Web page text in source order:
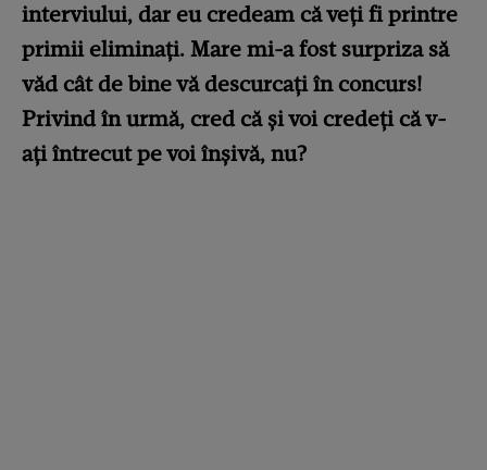
interviului, dar eu credeam că veți fi printre
primii eliminați. Mare mi-a fost surpriza să
văd cât de bine vă descurcați în concurs!
Privind în urmă, cred că și voi credeți că v-
ați întrecut pe voi înșivă, nu?